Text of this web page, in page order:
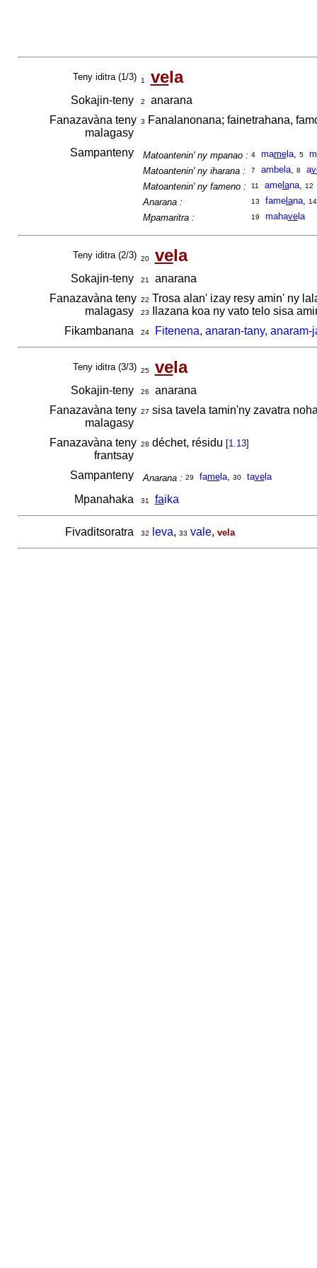
Teny iditra (1/3) 1 vela
Sokajin-teny 2
anarana
Fanazavàna teny
malagasy
3 Fanalanonana; fainetrahana,
Sampanteny Matoantenin' ny mpanao : 4 mamela, 5
Matoantenin' ny iharana :
7 ambela, 8 a
Matoantenin' ny fameno :
11 amelana, 12
Anarana : 13 famelana, 14
Mpamaritra : 19 mahavela
Teny iditra (2/3) 20 vela
Sokajin-teny 21
anarana
Fanazavàna teny
malagasy
22 Trosa alan' izay resy amin' ny
23
Ilazana koa ny vato telo sisa
Fikambanana
24 Fitenena, anaran-tany,
Teny iditra (3/3) 25 vela
Sokajin-teny 26
anarana
Fanazavàna teny
malagasy
27 sisa tavela tamin'ny zavatra
Fanazavàna teny
frantsay
28 déchet, résidu [1.13]
Sampanteny Anarana : 29 famela, 30 tavela
Mpanahaka 31 faika
Fivaditsoratra 32 leva, 33 vale, vela